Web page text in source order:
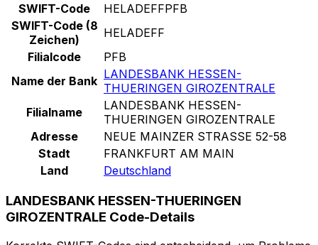
SWIFT-Code
HELADEFFPFB
SWIFT-Code (8
Zeichen)
HELADEFF
Filialcode
PFB
Name der Bank LANDESBANK HESSEN-
THUERINGEN GIROZENTRALE
Filialname
LANDESBANK HESSEN-
THUERINGEN GIROZENTRALE
Adresse
NEUE MAINZER STRASSE 52-58
Stadt
FRANKFURT AM MAIN
Land
Deutschland
LANDESBANK HESSEN-THUERINGEN
GIROZENTRALE Code-Details